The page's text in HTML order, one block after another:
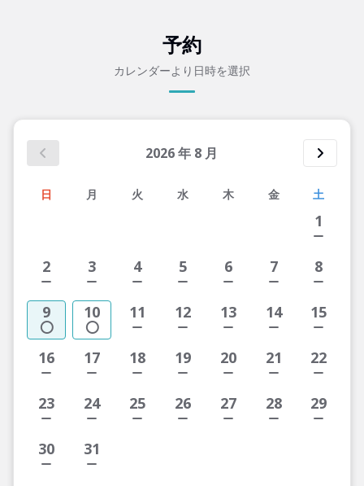
予約
カレンダーより日時を選択
2026年 8 月
日 月 火 水 木 金 土
1
2 3 4 5 6 7 8
9 10 11 12 13 14 15
16 17 18 19 20 21 22
23 24 25 26 27 28 29
30 31